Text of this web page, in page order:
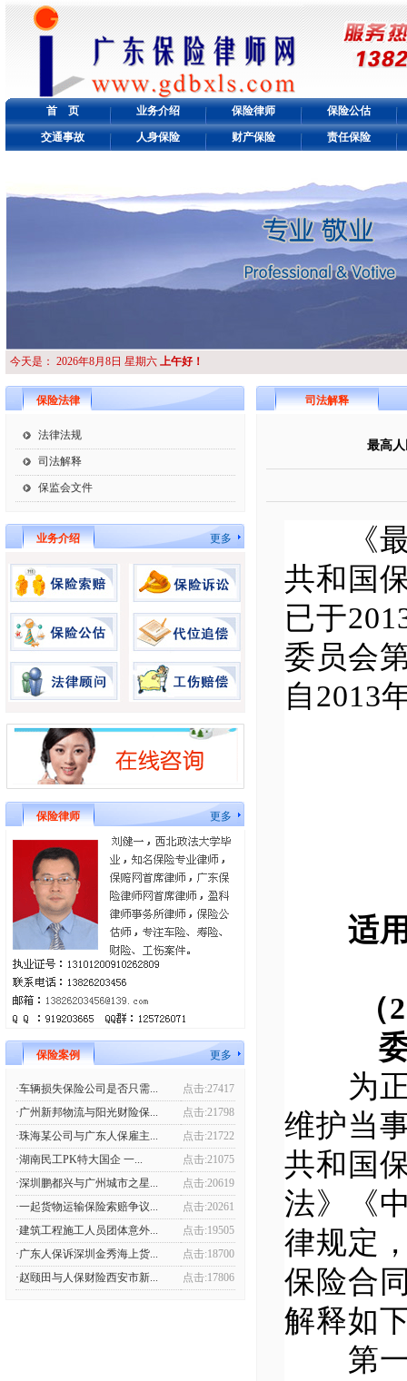
首 页 业务介绍 保险律师 保险公估
交通事故 人身保险 财产保险 责任保险
今天是： 2026年8月8日 星期六 上午好！
保险法律
法律法规
司法解释
保监会文件
业务介绍 更多
保险律师 更多
保险案例 更多
·车辆损失保险公司是否只需...
点击:27417
·广州新邦物流与阳光财险保...
点击:21798
·珠海某公司与广东人保雇主...
点击:21722
·湖南民工PK特大国企 一...
点击:21075
·深圳鹏都兴与广州城市之星...
点击:20619
·一起货物运输保险索赔争议...
点击:20261
·建筑工程施工人员团体意外...
点击:19505
·广东人保诉深圳金秀海上货...
点击:18700
·赵颐田与人保财险西安市新...
点击:17806
司法解释
最高
《最
共和国
已于
委员会
自2013
适用
（
为正
维护当
共和国
法》《
律规定
保险合
解释如
第一